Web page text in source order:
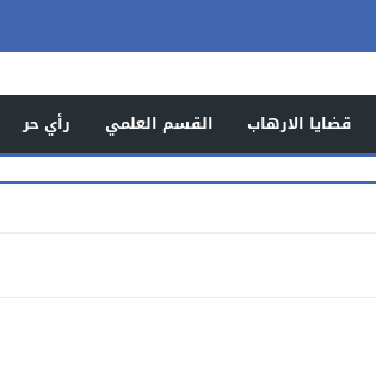
قضايا الارهاب القسم العلمي رأي حر